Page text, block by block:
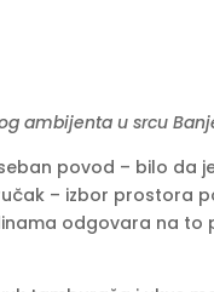
ambijenta u srcu
povod – bilo da
– izbor prostora
odgovara na